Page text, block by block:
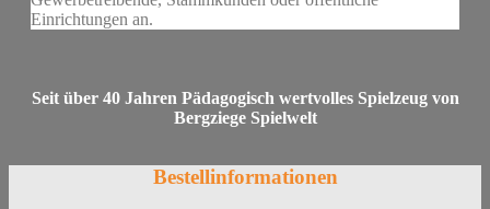
Einrichtungen an.
Seit über 40 Jahren Pädagogisch wertvolles Spielzeug von
Bergziege Spielwelt
Bestellinformationen